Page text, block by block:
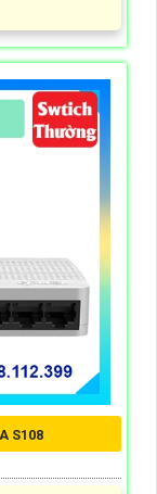
S108